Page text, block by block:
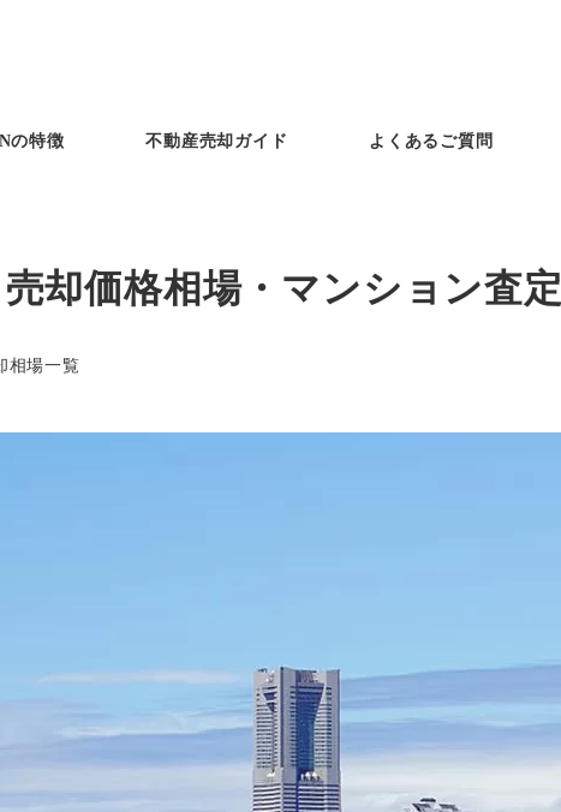
の特徴 不動産売却ガイド よくあるご質問
却価格相場・マンション査定
相場一覧